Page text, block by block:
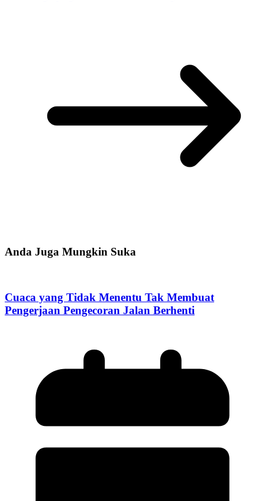
Anda Juga Mungkin Suka
Cuaca yang Tidak Menentu Tak Membuat
Pengerjaan Pengecoran Jalan Berhenti